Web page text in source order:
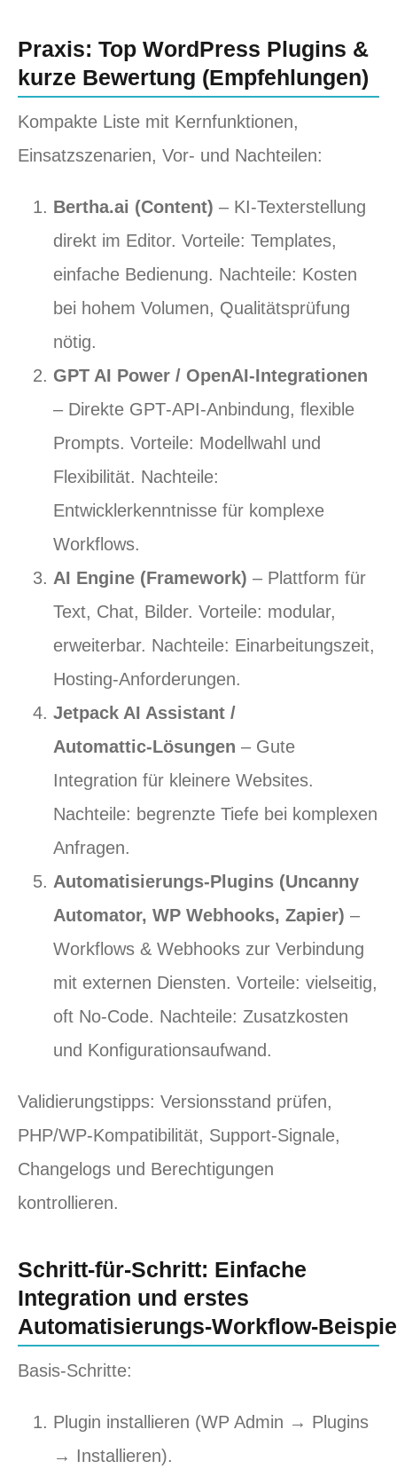
Praxis: Top WordPress Plugins &
kurze Bewertung (Empfehlungen)
Kompakte Liste mit Kernfunktionen,
Einsatzszenarien, Vor‑ und Nachteilen:
Bertha.ai (Content) – KI‑Texterstellung
direkt im Editor. Vorteile: Templates,
einfache Bedienung. Nachteile: Kosten
bei hohem Volumen, Qualitätsprüfung
nötig.
GPT AI Power / OpenAI‑Integrationen
– Direkte GPT‑API‑Anbindung, flexible
Prompts. Vorteile: Modellwahl und
Flexibilität. Nachteile:
Entwicklerkenntnisse für komplexe
Workflows.
AI Engine (Framework) – Plattform für
Text, Chat, Bilder. Vorteile: modular,
erweiterbar. Nachteile: Einarbeitungszeit,
Hosting‑Anforderungen.
Jetpack AI Assistant /
Automattic‑Lösungen – Gute
Integration für kleinere Websites.
Nachteile: begrenzte Tiefe bei komplexen
Anfragen.
Automatisierungs‑Plugins (Uncanny
Automator, WP Webhooks, Zapier) –
Workflows & Webhooks zur Verbindung
mit externen Diensten. Vorteile: vielseitig,
oft No‑Code. Nachteile: Zusatzkosten
und Konfigurationsaufwand.
Validierungstipps: Versionsstand prüfen,
PHP/WP‑Kompatibilität, Support‑Signale,
Changelogs und Berechtigungen
kontrollieren.
Schritt‑für‑Schritt: Einfache
Integration und erstes
Basis‑Schritte:
Plugin installieren (WP Admin → Plugins
→ Installieren).